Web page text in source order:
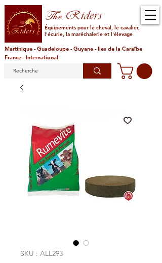
TheRiders
Équipements pour le cheval, le cavalier,
l'écurie, la maréchalerie et l'élevage
Martinique - Guadeloupe - Guyane - Iles de la Caraïbe
France - International
SKU : ALL293